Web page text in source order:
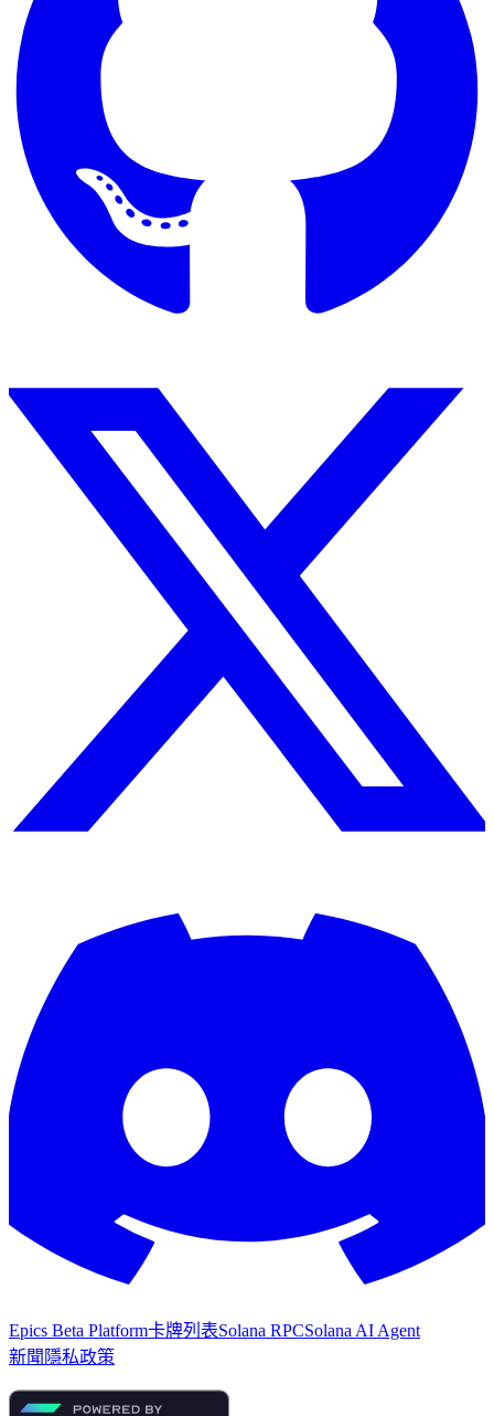
Epics Beta Platform卡牌列表Solana RPCSolana AI Agent
新聞 隱私政策